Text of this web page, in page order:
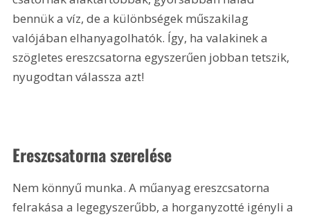
bennük a víz, de a különbségek műszakilag
valójában elhanyagolhatók. Így, ha valakinek a
szögletes ereszcsatorna egyszerűen jobban tetszik,
nyugodtan válassza azt!
Ereszcsatorna szerelése
Nem könnyű munka. A műanyag ereszcsatorna
felrakása a legegyszerűbb, a horganyzotté igényli a